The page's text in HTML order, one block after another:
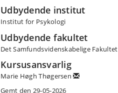
Udbydende institut
Institut for Psykologi
Udbydende fakultet
Det Samfundsvidenskabelige Fakultet
Kursusansvarlig
Marie Høgh Thøgersen
Gemt den 29-05-2026